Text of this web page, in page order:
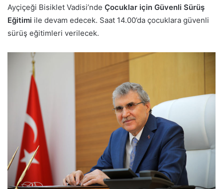
Ayçiçeği Bisiklet Vadisi’nde Çocuklar için Güvenli Sürüş
Eğitimi ile devam edecek. Saat 14.00’da çocuklara güvenli
sürüş eğitimleri verilecek.